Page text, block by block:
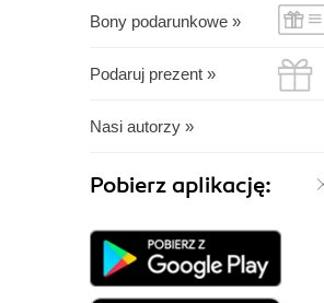
Bony podarunkowe »
Podaruj prezent »
Nasi autorzy »
Pobierz aplikację: